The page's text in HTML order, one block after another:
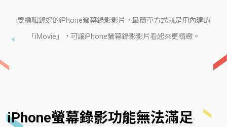
要編輯錄好的iPhone螢幕錄影影片，最簡單方式就是用內建的
「iMovie」，可讓iPhone螢幕錄影影片看起來更精緻。
iPhone螢幕錄影功能無法滿足